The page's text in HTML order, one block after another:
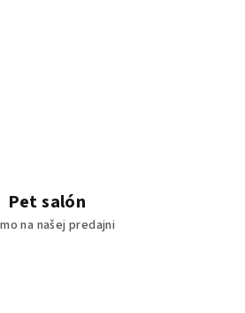
Pet salón
na našej predajni